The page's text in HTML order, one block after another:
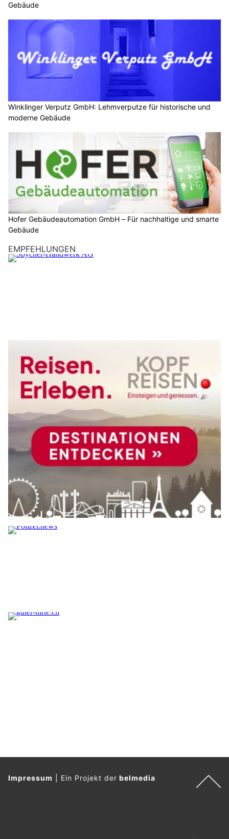
Gebäude
Winklinger Verputz GmbH: Lehmverputze für historische und
moderne Gebäude
Hofer Gebäudeautomation GmbH – Für nachhaltige und smarte
Gebäude
EMPFEHLUNGEN
Impressum Ein Projekt derbelmedia